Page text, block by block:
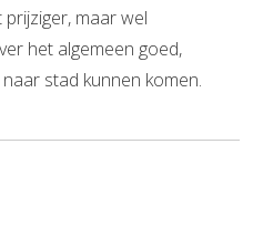
maar wel
het algemeen goed,
stad kunnen komen.